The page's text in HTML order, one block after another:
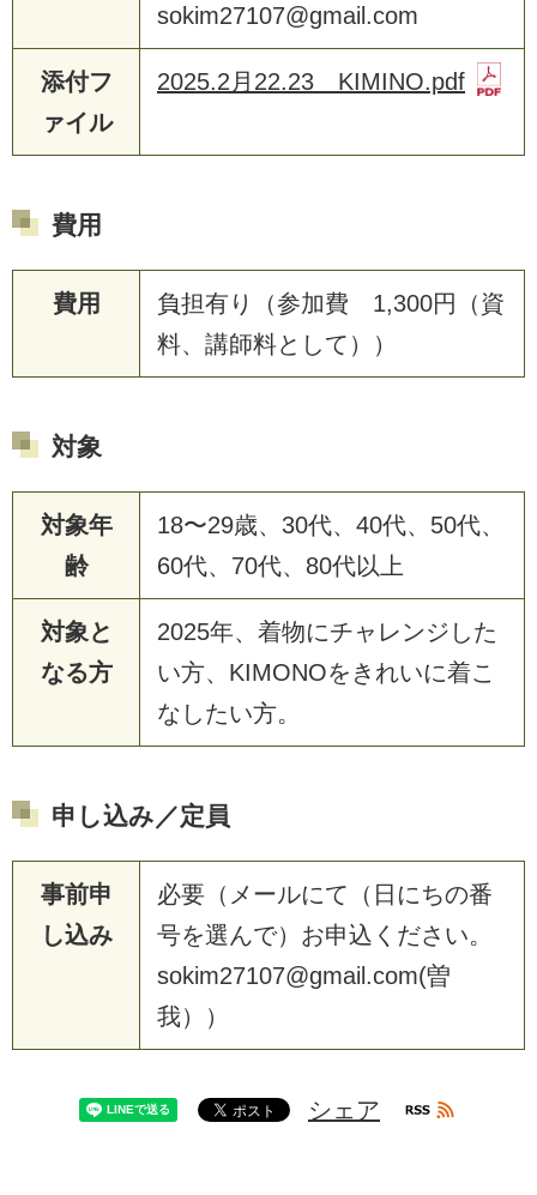
sokim27107@gmail.com
添付フ
ァイル
2025.2月22.23 KIMINO.pdf
費用
費用
負担有り（参加費 1,300円（資
料、講師料として））
対象
対象年
齢
18〜29歳、30代、40代、50代、
60代、70代、80代以上
対象と
なる方
2025年、着物にチャレンジした
い方、KIMONOをきれいに着こ
なしたい方。
申し込み／定員
事前申
し込み
必要（メールにて（日にちの番
号を選んで）お申込ください。
sokim27107@gmail.com(曽
我））
シェア